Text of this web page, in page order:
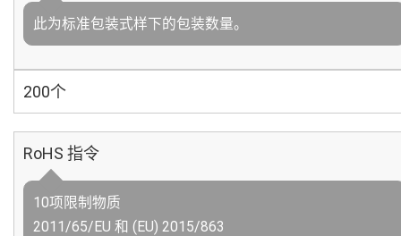
此为标准包装式样下的包装数量。
200个
RoHS 指令
10项限制物质
2011/65/EU 和 (EU) 2015/863